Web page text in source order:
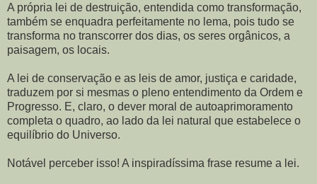
A própria lei de destruição, entendida como transformação,
também se enquadra perfeitamente no lema, pois tudo se
transforma no transcorrer dos dias, os seres orgânicos, a
paisagem, os locais.
A lei de conservação e as leis de amor, justiça e caridade,
traduzem por si mesmas o pleno entendimento da Ordem e
Progresso. E, claro, o dever moral de autoaprimoramento
completa o quadro, ao lado da lei natural que estabelece o
equilíbrio do Universo.
Notável perceber isso! A inspiradíssima frase resume a lei.